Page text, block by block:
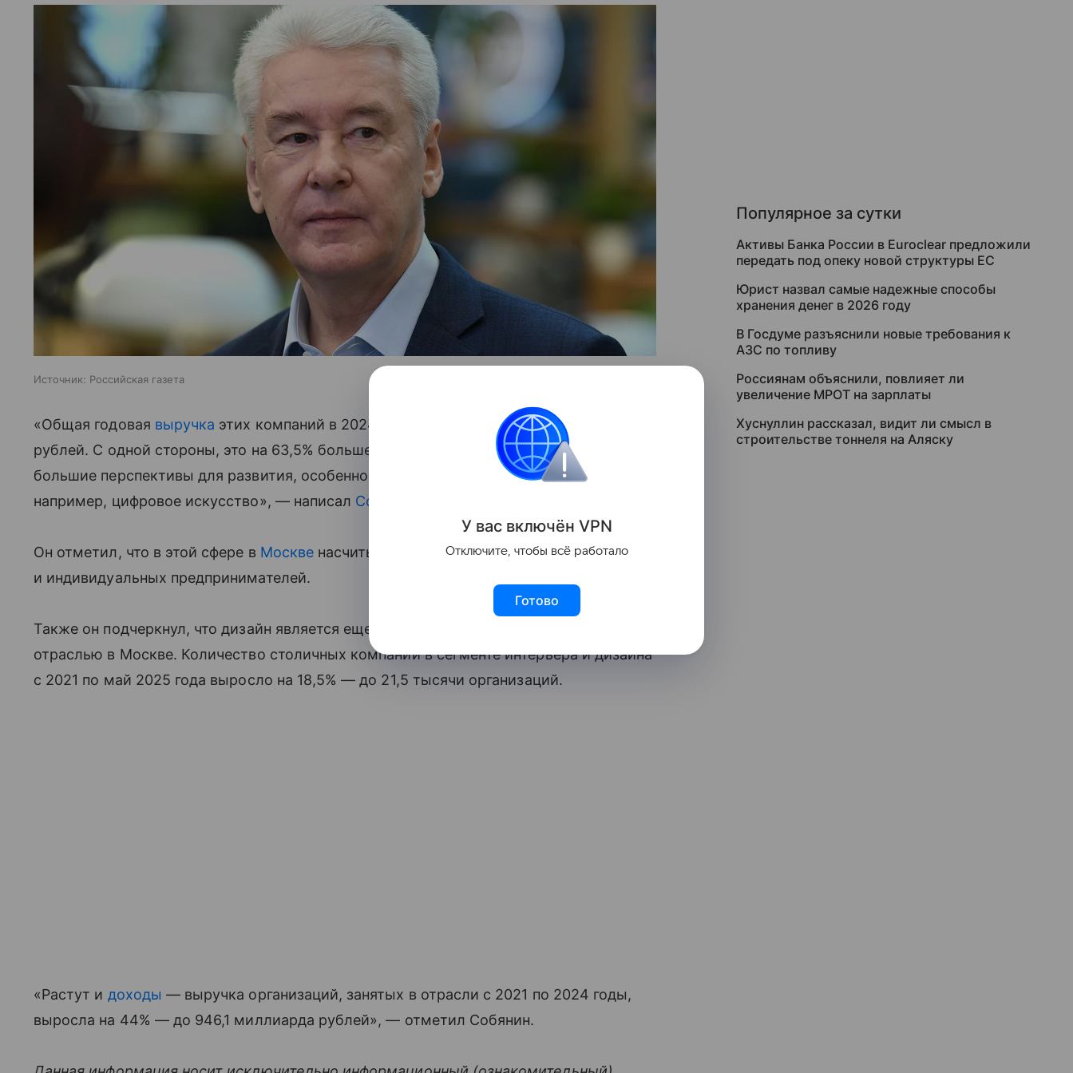
Источник: Российская газета
«Общая годовая выручка этих компаний в 2024 году составила 5,85 миллиарда
рублей. С одной стороны, это на 63,5% больше, чем в 2019 году, с другой — очевидны
большие перспективы для развития, особенно в ключевых направлениях, таких как,
например, цифровое искусство», — написал Собянин
Он отметил, что в этой сфере в Москве насчитывается 2,8 тысячи организаций
и индивидуальных предпринимателей.
Также он подчеркнул, что дизайн является еще одной динамично развивающейся
отраслью в Москве. Количество столичных компаний в сегменте интерьера и дизайна
с 2021 по май 2025 года выросло на 18,5% — до 21,5 тысячи организаций.
«Растут и доходы — выручка организаций, занятых в отрасли с 2021 по 2024 годы,
выросла на 44% — до 946,1 миллиарда рублей», — отметил Собянин.
Популярное за сутки
Активы Банка России в Euroclear предложили
передать под опеку новой структуры ЕС
Юрист назвал самые надежные способы
хранения денег в 2026 году
В Госдуме разъяснили новые требования к
АЗС по топливу
Россиянам объяснили, повлияет ли
увеличение МРОТ на зарплаты
Хуснуллин рассказал, видит ли смысл в
строительстве тоннеля на Аляску
У вас включён VPN
Отключите, чтобы всё работало
Готово